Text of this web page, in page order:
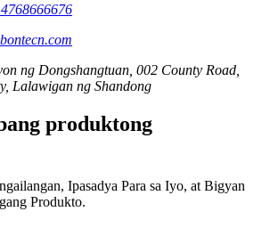
ng Dongshangtuan, 002 County Road,
Lalawigan ng Shandong
produktong
Ipasadya Para sa Iyo, at Bigyan
Produkto.